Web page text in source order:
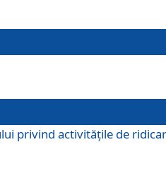
privind activitățile de